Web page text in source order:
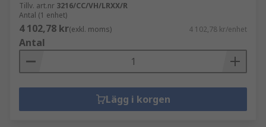
Tillv. art.nr 3216/CC/VH/LRXX/R
Antal (1 enhet)
4 102,78 kr(exkl. moms) 4 102,78 kr/enhet
Antal
Lägg i korgen